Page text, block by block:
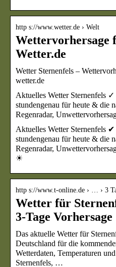
http s://www.wetter.de › Welt
Wettervorhersage
Wetter.de
Wetter Sternenfels –
wetter.de
Aktuelles Wetter Sternenfels
stundengenau für heute & die
Regenradar,
Aktuelles Wetter Sternenfels
stundengenau für heute & die
Regenradar,
☀
http s://www.t-online.de › … › 3
Wetter für
3-Tage Vorhersage
Das aktuelle Wetter für
Deutschland für die
Wetterdaten, Temperaturen
Sternenfels, …